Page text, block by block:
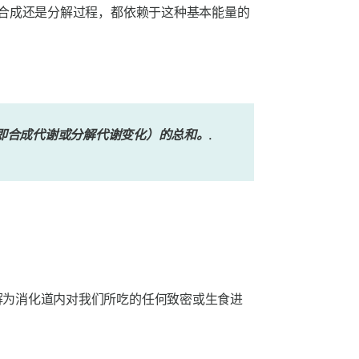
成还是分解过程，都依赖于这种基本能量的
成代谢或分解代谢变化）的总和。.
消化道内对我们所吃的任何致密或生食进